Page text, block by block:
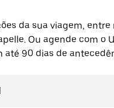
da sua viagem, entre
Ou agende com o
até 90 dias de